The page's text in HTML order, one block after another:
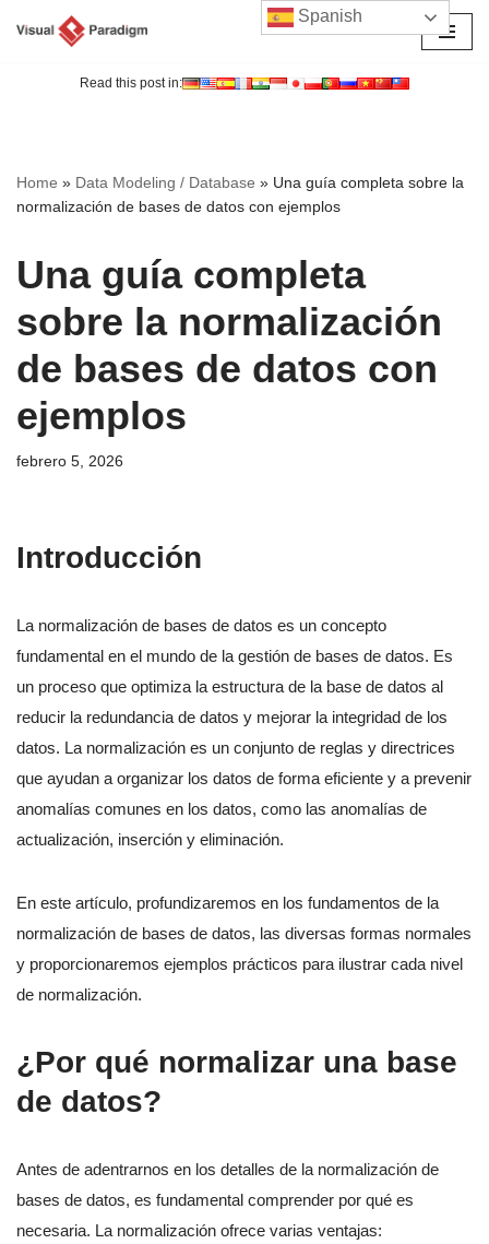
Read this post in:
Home » Data Modeling / Database » Una guía completa sobre la
normalización de bases de datos con ejemplos
Una guía completa
sobre la normalización
de bases de datos con
ejemplos
febrero 5, 2026
Introducción
La normalización de bases de datos es un concepto
fundamental en el mundo de la gestión de bases de datos. Es
un proceso que optimiza la estructura de la base de datos al
reducir la redundancia de datos y mejorar la integridad de los
datos. La normalización es un conjunto de reglas y directrices
que ayudan a organizar los datos de forma eficiente y a prevenir
anomalías comunes en los datos, como las anomalías de
actualización, inserción y eliminación.
En este artículo, profundizaremos en los fundamentos de la
normalización de bases de datos, las diversas formas normales
y proporcionaremos ejemplos prácticos para ilustrar cada nivel
de normalización.
¿Por qué normalizar una base
de datos?
Antes de adentrarnos en los detalles de la normalización de
bases de datos, es fundamental comprender por qué es
necesaria. La normalización ofrece varias ventajas:
Spanish